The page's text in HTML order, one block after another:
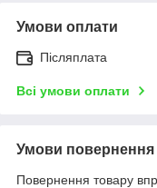
Умови оплати
Післяплата
Всі умови оплати
Умови повернення
Повернення товару